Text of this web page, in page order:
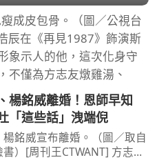
成皮包骨。（圖／公視台
辰在《再見1987》飾演斯
象示人的他，這次化身守
不僅為方志友燉雞湯、
楊銘威離婚！恩師早知
「這些話」洩端倪
楊銘威宣布離婚。（圖／取自
）[周刊王CTWANT] 方志